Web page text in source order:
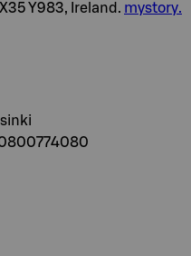
Y983, Ireland. mystory.